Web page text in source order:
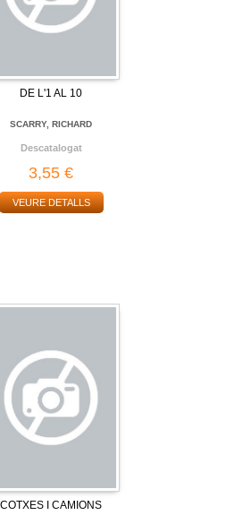
DE L'1 AL 10
SCARRY, RICHARD
Descatalogat
3,55 €
VEURE DETALLS
COTXES I CAMIONS